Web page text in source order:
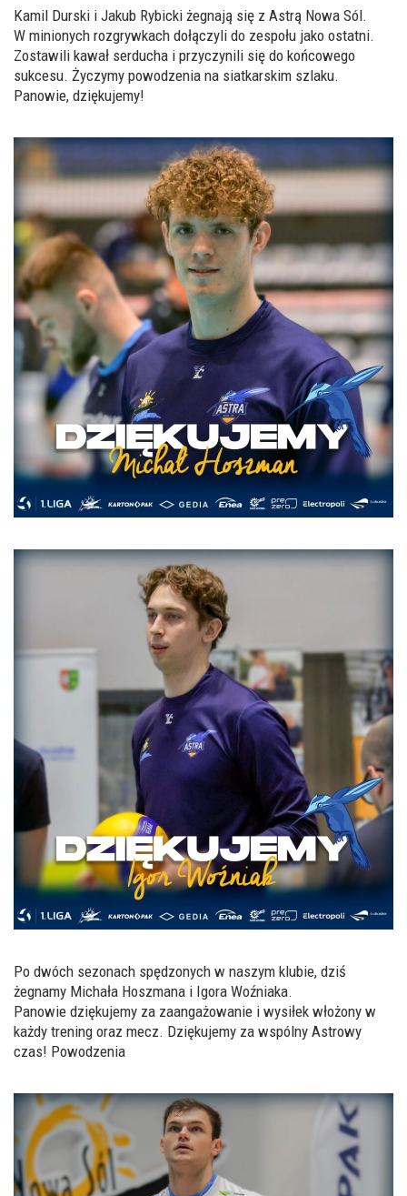
Kamil Durski i Jakub Rybicki żegnają się z Astrą Nowa Sól.
W minionych rozgrywkach dołączyli do zespołu jako ostatni.
Zostawili kawał serducha i przyczynili się do końcowego
sukcesu. Życzymy powodzenia na siatkarskim szlaku.
Panowie, dziękujemy!
Po dwóch sezonach spędzonych w naszym klubie, dziś
żegnamy Michała Hoszmana i Igora Woźniaka.
Panowie dziękujemy za zaangażowanie i wysiłek włożony w
każdy trening oraz mecz. Dziękujemy za wspólny Astrowy
czas! Powodzenia